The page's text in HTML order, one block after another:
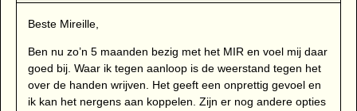
Beste Mireille,
Ben nu zo’n 5 maanden bezig met het MIR en voel mij daar
goed bij. Waar ik tegen aanloop is de weerstand tegen het
over de handen wrijven. Het geeft een onprettig gevoel en
ik kan het nergens aan koppelen. Zijn er nog andere opties